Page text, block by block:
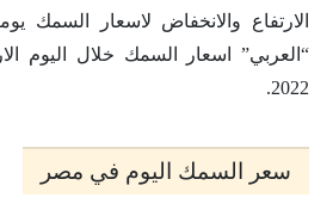
الارتفاع والانخفاض لاسعار السمك
2022.
سعر السمك اليوم في مصر